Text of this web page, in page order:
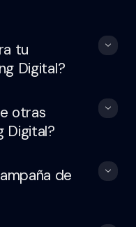
tu
Digital?
otras
Digital?
de